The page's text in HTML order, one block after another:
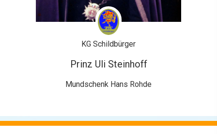
KG Schildbürger
Prinz Uli Steinhoff
Mundschenk Hans Rohde